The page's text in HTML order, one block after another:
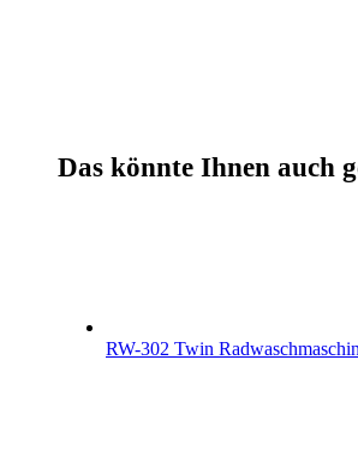
Das könnte Ihnen auch
RW-302 Twin